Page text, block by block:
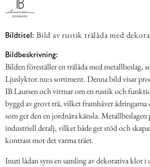
Bildtitel: Bild av rustik trälåda med
Bildbeskrivning:
Bilden föreställer en trälåda med metallbeslag,
Ljuslyktor.nu:s sortiment. Denna bild visar
IB Laursen och vittnar om en rustik och
byggd av grovt trä, vilket framhäver
som ger den en jordnära känsla.
industriell detalj, vilket både ger stöd och
kontrast mot det varma träet.
Inuti lådan syns en samling av dekorativa klot i